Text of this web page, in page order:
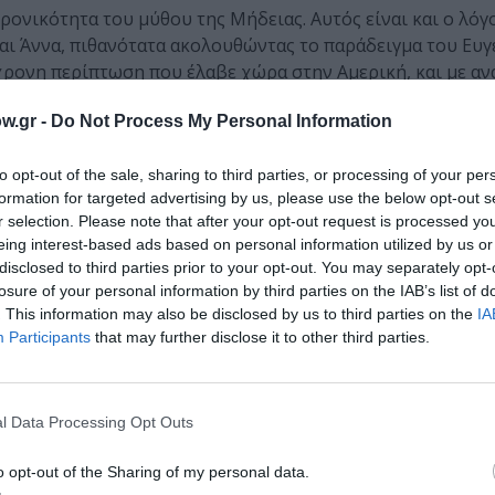
- Do Not Process My Personal Information
opt-out of the sale, sharing to third parties, or processing of your
for targeted advertising by us, please use the below opt-out
selection. Please note that after your opt-out request is processed
interest-based ads based on personal information utilized by us
to third parties prior to your opt-out. You may separately
of your personal information by third parties on the IAB’s list of
This information may also be disclosed by us to third parties on the
Participants that may further disclose it to other third parties.
Data Processing Opt Outs
opt-out of the Sharing of my personal data.
του μύθου της Μήδειας. Αυτός είναι και ο
Άννα, πιθανότατα ακολουθώντας το παράδειγμα του
περίπτωση που έλαβε χώρα στην Αμερική, και με
την προσοχή του στα ομιχλώδη και δυσδιάκριτα όρια
αυτουργίας και της πράξης καθαυτής. Ωστόσο, ο
Μήδειας, οι οποίες είναι θεμελιώδους σημασίας.
όσο από την αίσθηση αδικίας και απαξίωσης που νιώθει
απόλυτο έλεγχο της σκέψης της, η οποία και την
παιδιών της. Αντίθετα, η Άννα είναι μια γυναίκα
η οποία οδηγείται στο φόνο από απελπισία και όχι από
μετά το φόνο των γιών της, σε αντιδιαστολή με την
στον ουρανό με το άρμα του πρόγονου της,
περάσματα χρόνου αποδόθηκαν λειτουργικά και με